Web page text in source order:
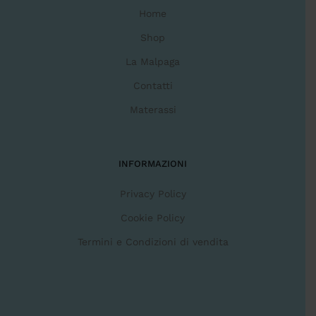
Home
Shop
La Malpaga
Contatti
Materassi
INFORMAZIONI
Privacy Policy
Cookie Policy
Termini e Condizioni di vendita